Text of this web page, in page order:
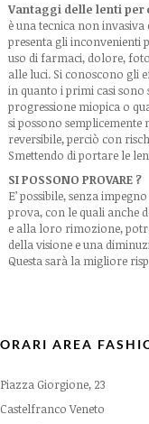
Vantaggi delle lenti
è una tecnica non
presenta gli inconvenienti
uso di farmaci, dolore,
alle luci. Si conoscono gli
in quanto i primi casi sono
progressione miopica o
si possono
reversibile, perciò con
Smettendo di portare le
SI POSSONO PROVARE ?
E’ possibile, senza
prova, con le quali anche
e alla loro rimozione,
della visione e una
Questa sarà la migliore
ORARI AREA
Piazza Giorgione, 23
Castelfranco Veneto